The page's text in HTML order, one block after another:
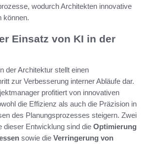
wodurch Architekten innovative
können.
Einsatz von KI in der
der Architektur stellt einen
zur Verbesserung interner Abläufe dar.
profitiert von innovativen
die Effizienz als auch die Präzision in
des Planungsprozesses steigern. Zwei
dieser Entwicklung sind die Optimierung
sowie die Verringerung von